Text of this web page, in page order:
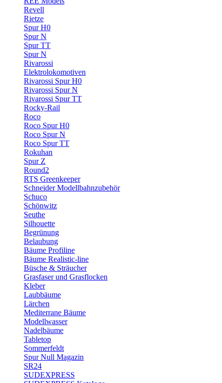
Revell
Rietze
Spur H0
Spur N
Spur TT
Spur N
Rivarossi
Elektrolokomotiven
Rivarossi Spur H0
Rivarossi Spur N
Rivarossi Spur TT
Rocky-Rail
Roco
Roco Spur H0
Roco Spur N
Roco Spur TT
Rokuhan
Spur Z
Round2
RTS Greenkeeper
Schneider Modellbahnzubehör
Schuco
Schönwitz
Seuthe
Silhouette
Begrünung
Belaubung
Bäume Profiline
Bäume Realistic-line
Büsche & Sträucher
Grasfaser und Grasflocken
Kleber
Laubbäume
Lärchen
Mediterrane Bäume
Modellwasser
Nadelbäume
Tabletop
Sommerfeldt
Spur Null Magazin
SR24
SUDEXPRESS